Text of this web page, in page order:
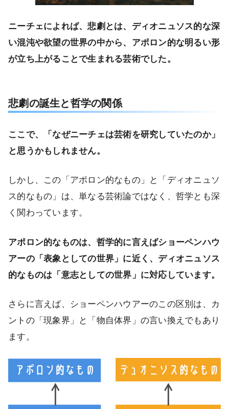
ニーチェによれば、悲劇とは、ディオニュソス的な深
い混沌や欲望の世界の中から、アポロン的な明るい形
が立ち上がることで生まれる芸術でした。
悲劇の誕生と哲学の関係
ここで、「なぜニーチェは芸術を研究していたのか」
と思うかもしれません。
しかし、この「アポロン的なもの」と「ディオニュソ
ス的なもの」は、単なる芸術論ではなく、哲学とも深
く関わっています。
アポロン的なものは、哲学的に言えばショーペンハウ
アーの「表象としての世界」に近く、ディオニュソス
的なものは「意志としての世界」に対応しています。
さらに言えば、ショーペンハウアーのこの区別は、カ
ントの「現象界」と「物自体界」の言い換えでもあり
ます。